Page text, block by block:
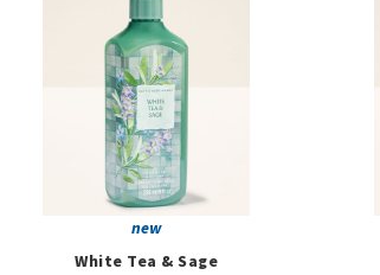
new
White Tea & Sage